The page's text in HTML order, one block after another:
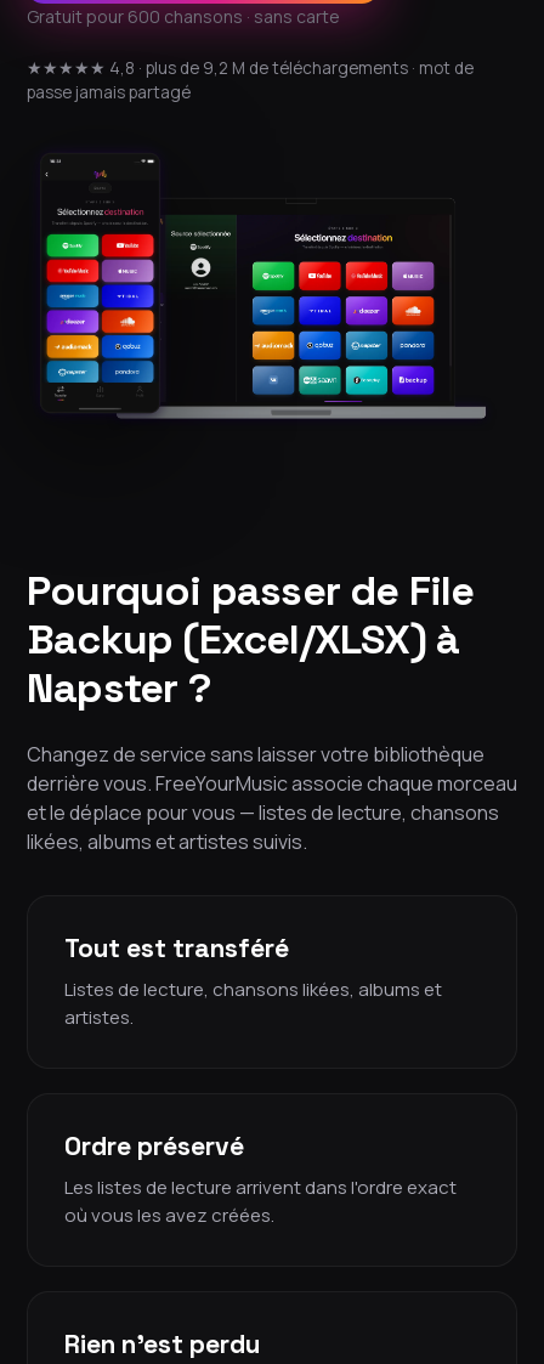
Gratuit pour 600 chansons · sans carte
★★★★★ 4,8 · plus de 9,2 M de téléchargements · mot de
passe jamais partagé
Pourquoi passer de File
Backup (Excel/XLSX) à
Napster ?
Changez de service sans laisser votre bibliothèque
derrière vous. FreeYourMusic associe chaque morceau
et le déplace pour vous — listes de lecture, chansons
likées, albums et artistes suivis.
Tout est transféré
Listes de lecture, chansons likées, albums et
artistes.
Ordre préservé
Les listes de lecture arrivent dans l'ordre exact
où vous les avez créées.
Rien n'est perdu